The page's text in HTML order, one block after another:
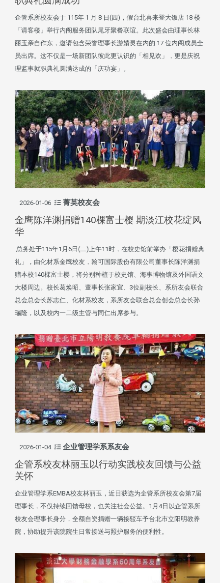
企管系所校友会于 115年 1 月 8 日(四)，假台北喜来登大饭店 18 楼
「请客楼」举行内阁服务团队尾牙聚餐联谊。此次盛会由理事长林
丽玉亲自作东，邀请包含荣誉理事长游婧灵在内的 17 位内阁成员全
员出席。这不仅是一场新团队彼此更认识的「相见欢」，更是庆祝
理监事就职典礼圆满达成的「庆功宴」。
2026-01-06 菁英校友会
金鹰陈洋渊捐赠140棵富士樱 期淡江校花绽风
华
总务处于115年1月6日(二)上午11时，在校史馆前举办「樱花捐赠典
礼」，由化材系金鹰校友，翰可国际股份有限公司董事长陈洋渊捐
赠本校140棵富士樱，将分别种植于校史馆、海事博物馆及外国语文
大楼周边。校长葛焕昭、董事长张家宜、3位副校长、系所友会联合
总会总会长苏志仁、化材系校友，系所友会联合总会创会总会长孙
瑞隆，以及校内一二级主管与同仁出席参与。
2026-01-04 企业管理学系系友会
企管系校友林丽玉以行动实践校友回馈与公益
关怀
企业管理学系EMBA校友林丽玉，近日获选为企管系所校友会第7届
理事长，不仅持续回馈母校，也关注社会公益。1月4日以企管系所
校友会理事长身分，全额自资捐赠一辆接驳车予台北市立阳明教养
院，协助提升该院院生日常接送与照护服务的便利性。